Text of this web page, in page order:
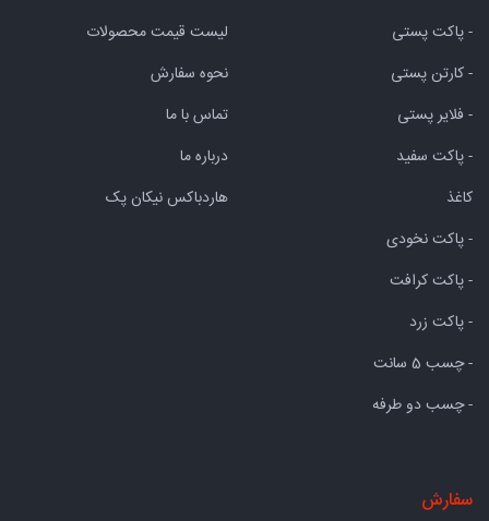
- پاکت پستی
- کارتن پستی
- فلایر پستی
- پاکت سفید
کاغذ
- پاکت نخودی
- پاکت کرافت
- پاکت زرد
- چسب 5 سانت
- چسب دو طرفه
لیست قیمت محصولات
نحوه سفارش
تماس با ما
درباره ما
هاردباکس نیکان پک
سفارش